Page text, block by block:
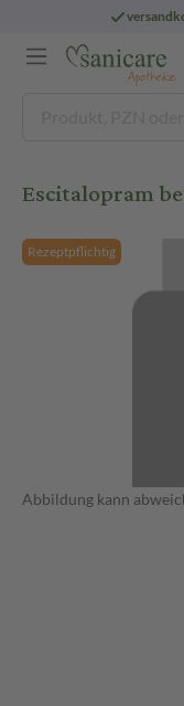
Escitalopram
Rezeptpflichtig
Abbildung kann